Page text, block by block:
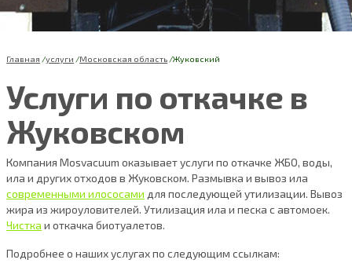
Главная услуги Московская область Жуковский
Услуги по откачке в
Жуковском
Компания Mosvacuum оказывает услуги по откачке ЖБО, воды,
ила и других отходов в Жуковском. Размывка и вывоз ила
современными илососами для последующей утилизации. Вывоз
жира из жироуловителей. Утилизация ила и песка с автомоек.
Чистка и откачка биотуалетов.
Подробнее о наших услугах по следующим ссылкам: